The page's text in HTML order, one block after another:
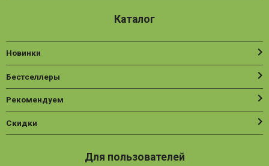
Каталог
Новинки
Бестселлеры
Рекомендуем
Скидки
Для пользователей